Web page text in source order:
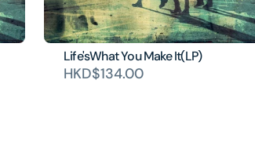
Life'sWhat You Make It(LP)
HKD$134.00